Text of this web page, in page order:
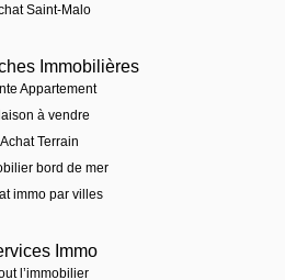
Saint-Malo
Immobilières
Appartement
à vendre
Achat Terrain
bord de mer
immo par villes
Immo
l’immobilier